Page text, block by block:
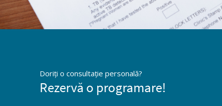
Doriți o consultație personală?
Rezervă o programare!